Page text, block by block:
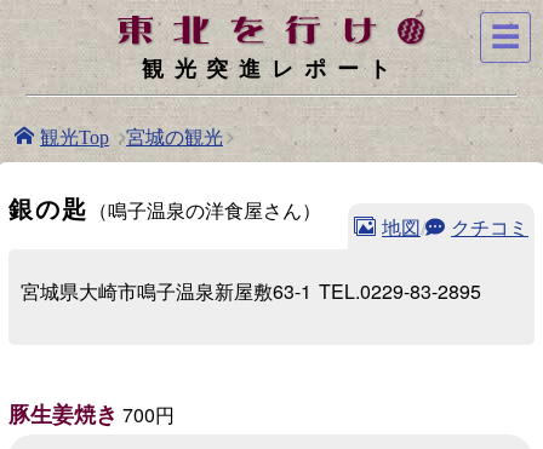
観光突進レポート
観光Top 宮城の観光
銀の匙 （鳴子温泉の洋食屋さん）
地図/ クチコミ
宮城県大崎市鳴子温泉新屋敷63-1 TEL.0229-83-2895
豚生姜焼き 700円
☰